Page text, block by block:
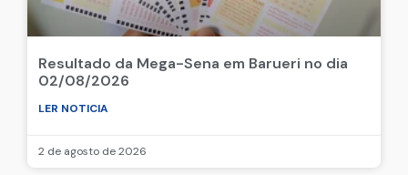
Resultado da Mega-Sena em Barueri no dia
02/08/2026
LER NOTICIA
2 de agosto de 2026